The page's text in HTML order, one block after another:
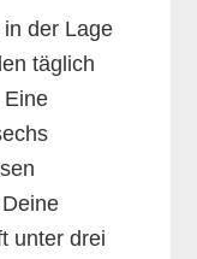
der Lage
täglich
Eine
unter drei